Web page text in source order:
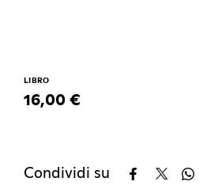
LIBRO
16,00 €
Condividi su